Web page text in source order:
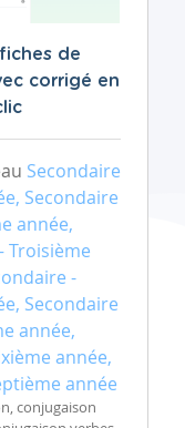
de
corrigé en
Secondaire
Secondaire
année,
Troisième
-
Secondaire
année,
année,
année
conjugaison